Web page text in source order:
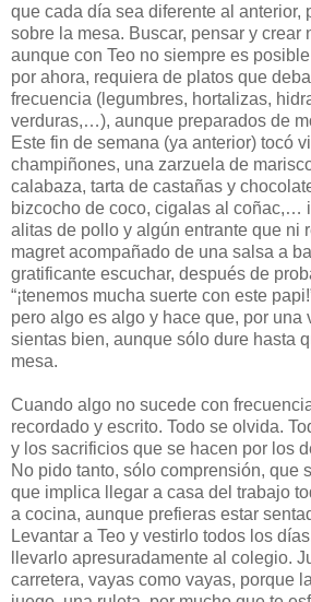
que cada día sea diferente al anterior,
sobre la mesa. Buscar, pensar y crear
aunque con Teo no siempre es
por ahora, requiera de platos que
frecuencia (legumbres, hortalizas,
verduras,…), aunque preparados de
Este fin de semana (ya anterior) tocó
champiñones, una zarzuela de
calabaza, tarta de castañas y
bizcocho de coco, cigalas al coñac,…
alitas de pollo y algún entrante que ni
magret acompañado de una salsa a
gratificante escuchar, después de
“¡tenemos mucha suerte con este
pero algo es algo y hace que, por una
sientas bien, aunque sólo dure hasta
mesa.
Cuando algo no sucede con
recordado y escrito. Todo se olvida.
y los sacrificios que se hacen por los
No pido tanto, sólo comprensión, que
que implica llegar a casa del trabajo
a cocina, aunque prefieras estar
Levantar a Teo y vestirlo todos los
llevarlo apresuradamente al colegio.
carretera, vayas como vayas, porque